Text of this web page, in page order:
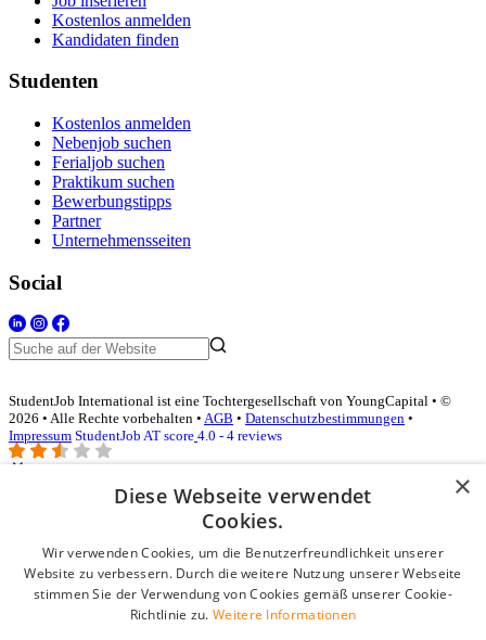
Kostenlos anmelden
Kandidaten finden
Studenten
Kostenlos anmelden
Nebenjob suchen
Ferialjob suchen
Praktikum suchen
Bewerbungstipps
Partner
Unternehmensseiten
Social
StudentJob International ist eine Tochtergesellschaft von YoungCapital • ©
2026 • Alle Rechte vorbehalten • AGB • Datenschutzbestimmungen •
Impressum StudentJob AT score 4.0 - 4 reviews
Login für Unternehmen
E-Mail*
Passwort
×
Diese Webseite verwendet
Cookies.
Wir verwenden Cookies, um die Benutzerfreundlichkeit unserer
Website zu verbessern. Durch die weitere Nutzung unserer Webseite
stimmen Sie der Verwendung von Cookies gemäß unserer Cookie-
Richtlinie zu. Weitere Informationen